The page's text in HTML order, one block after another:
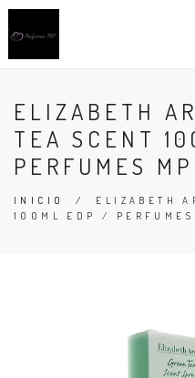
ELIZABETH
TEA SCENT
PERFUMES MP
INICIO / ELIZABETH
100ML EDP / PERFUMES